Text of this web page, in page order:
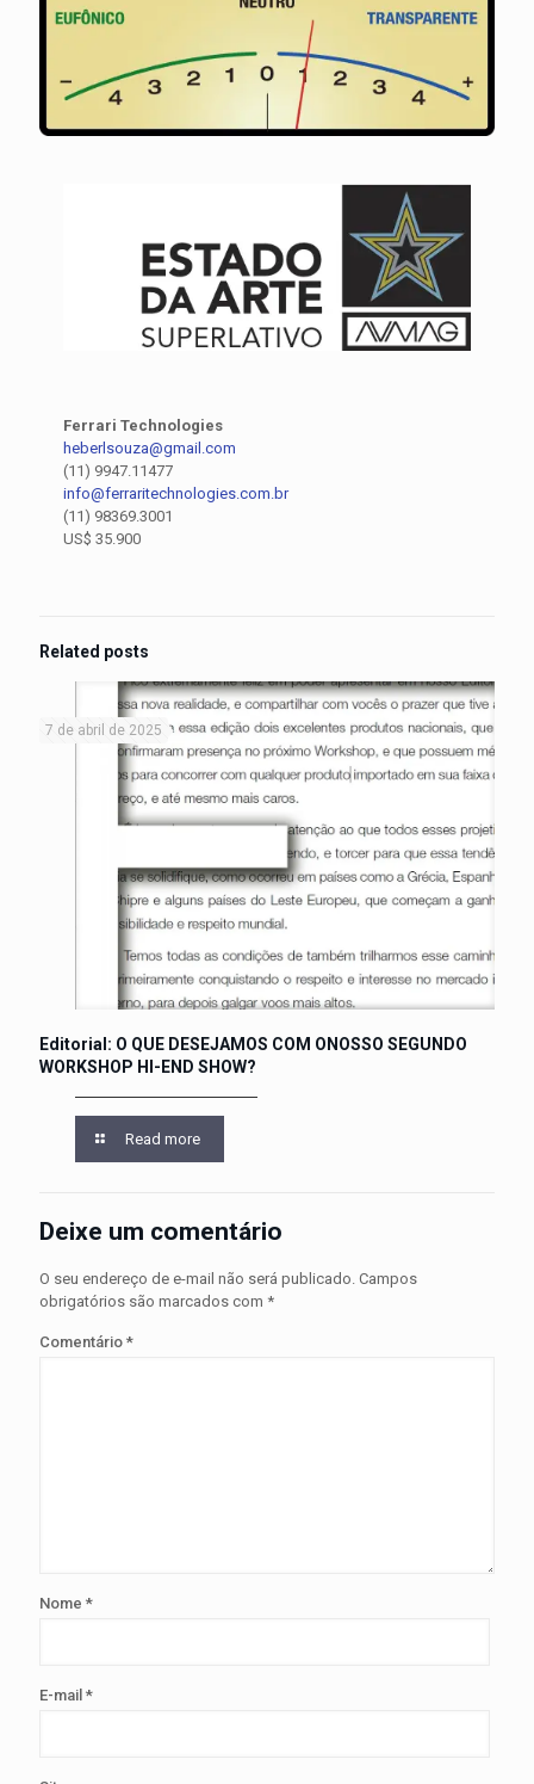
Ferrari Technologies
heberlsouza@gmail.com
(11) 9947.11477
info@ferraritechnologies.com.br
(11) 98369.3001
US$ 35.900
Related posts
7 de abril de 2025
Editorial: O QUE DESEJAMOS COM ONOSSO SEGUNDO
WORKSHOP HI-END SHOW?
Read more
Deixe um comentário
O seu endereço de e-mail não será publicado. Campos
obrigatórios são marcados com *
Comentário *
Nome *
E-mail *